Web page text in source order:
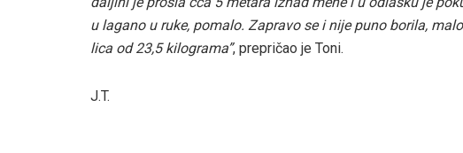
u lagano u ruke, pomalo. Zapravo se i nije puno borila,
lica od 23,5 kilograma”, prepričao je Toni.
J.T.